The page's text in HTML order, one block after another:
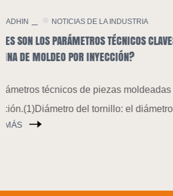
POR ADHIN NOTICIAS DE LA
AUMENTAR LA DEMANDA DE
TENDENCIA GENERAL DE
A principios de este año, China
continuamente la prevención y